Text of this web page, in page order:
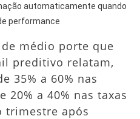
automaticamente quando
performance
médio porte que
preditivo relatam,
35% a 60% nas
20% a 40% nas taxas
trimestre após